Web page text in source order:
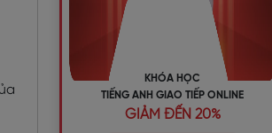
KHÓA HỌC
TIẾNG ANH GIAO TIẾP ONLINE
GIẢM ĐẾN 20%